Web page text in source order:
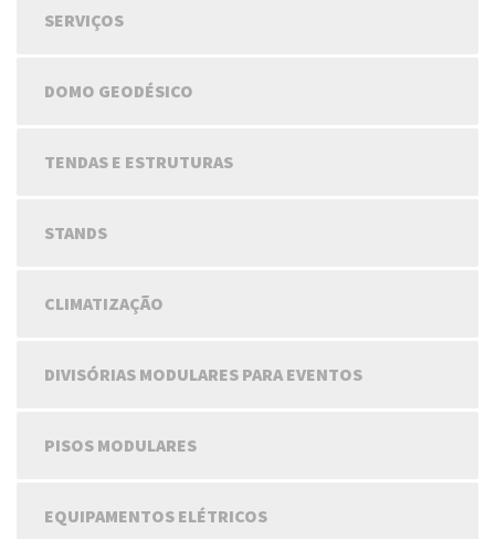
SERVIÇOS
DOMO GEODÉSICO
TENDAS E ESTRUTURAS
STANDS
CLIMATIZAÇÃO
DIVISÓRIAS MODULARES PARA EVENTOS
PISOS MODULARES
EQUIPAMENTOS ELÉTRICOS